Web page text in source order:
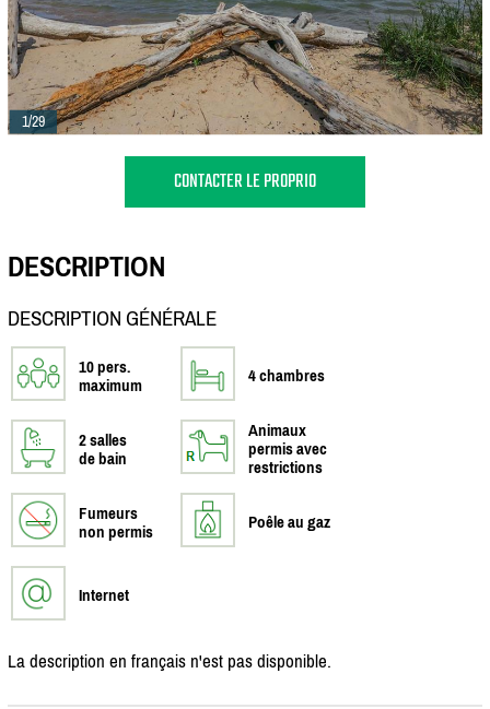
1/29
CONTACTER LE PROPRIO
DESCRIPTION
DESCRIPTION GÉNÉRALE
10 pers.
maximum
4 chambres
2 salles
de bain
Animaux
permis avec
restrictions
Fumeurs
non permis
Poêle au gaz
Internet
La description en français n'est pas disponible.